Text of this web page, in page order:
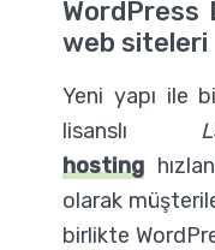
WordPress
web siteleri
Yeni yapı ile
lisanslı
hosting
olarak
birlikte